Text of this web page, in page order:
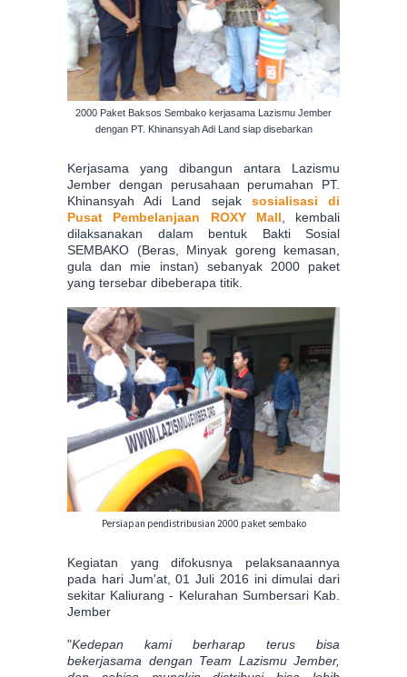
2000 Paket Baksos Sembako kerjasama Lazismu Jember
dengan PT. Khinansyah Adi Land siap disebarkan
Kerjasama yang dibangun antara Lazismu
Jember dengan perusahaan perumahan PT.
Khinansyah Adi Land sejak sosialisasi di
Pusat Pembelanjaan ROXY Mall
kembali
dilaksanakan dalam bentuk Bakti Sosial
SEMBAKO (Beras, Minyak goreng kemasan,
gula dan mie instan) sebanyak 2000 paket
yang tersebar dibeberapa titik.
Persiapan pendistribusian 2000 paket sembako
Kegiatan yang difokusnya pelaksanaannya
pada hari Jum'at, 01 Juli 2016 ini dimulai dari
sekitar Kaliurang - Kelurahan Sumbersari Kab.
Jember
"Kedepan kami berharap terus bisa
bekerjasama dengan Team Lazismu Jember,